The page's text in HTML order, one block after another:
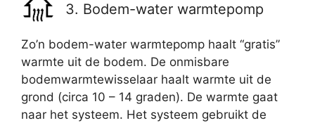
3. Bodem-water warmtepomp
Zo’n bodem-water warmtepomp haalt “gratis”
warmte uit de bodem. De onmisbare
bodemwarmtewisselaar haalt warmte uit de
grond (circa 10 – 14 graden). De warmte gaat
naar het systeem. Het systeem gebruikt de